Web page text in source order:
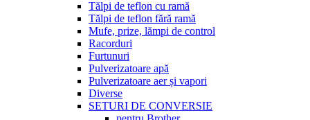
Tălpi de teflon cu ramă
Tălpi de teflon fără ramă
Mufe, prize, lămpi de control
Racorduri
Furtunuri
Pulverizatoare apă
Pulverizatoare aer și vapori
Diverse
SETURI DE CONVERSIE